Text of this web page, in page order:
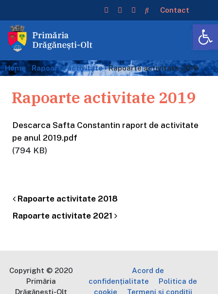
Home›Rapoarte activitate›Rapoarte activitate 2019
Contact
Rapoarte activitate 2019
Descarca Safta Constantin raport de activitate
pe anul 2019.pdf
(794 KB)
Post navigation
Rapoarte activitate 2018
Rapoarte activitate 2021
Copyright © 2020
Primăria
Drăgănești-Olt
Acord de
confidențialitate
Politica de
cookie
Termeni și condiții